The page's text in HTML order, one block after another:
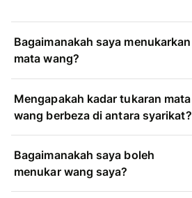
Bagaimanakah saya menukarkan
mata wang?
Mengapakah kadar tukaran mata
wang berbeza di antara syarikat?
Bagaimanakah saya boleh
menukar wang saya?